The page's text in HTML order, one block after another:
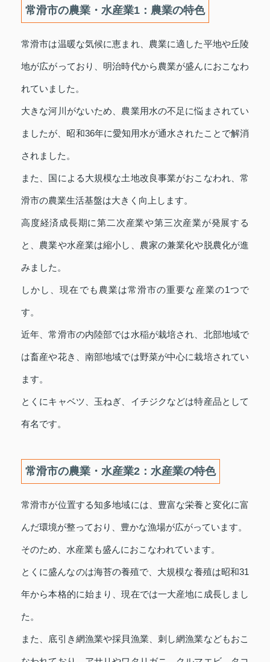
常滑市の農業・水産業1：農業の特色
常滑市は温暖な気候に恵まれ、農業に適した平地や丘陵
地が広がっており、明治時代から農業が盛んにおこなわ
れていました。
大きな河川がないため、農業用水の不足に悩まされてい
ましたが、昭和36年に愛知用水が通水されたことで解消
されました。
また、国による大規模な土地改良事業がおこなわれ、常
滑市の農業生活基盤は大きく向上します。
高度経済成長期に第二次産業や第三次産業が発展する
と、農業や水産業は縮小し、農家の兼業化や脱農化が進
みました。
しかし、現在でも農業は常滑市の重要な産業の1つで
す。
近年、常滑市の内陸部では水稲が栽培され、北部地域で
は畜産や花き、南部地域では野菜が中心に栽培されてい
ます。
とくにキャベツ、玉ねぎ、イチジクなどは特産品として
有名です。
常滑市の農業・水産業2：水産業の特色
常滑市が位置する知多地域には、豊富な栄養と変化に富
んだ環境が整っており、豊かな漁場が広がっています。
そのため、水産業も盛んにおこなわれています。
とくに盛んなのは海苔の養殖で、大規模な養殖は昭和31
年から本格的に始まり、現在では一大産地に成長しまし
た。
また、底引き網漁業や採貝漁業、刺し網漁業などもおこ